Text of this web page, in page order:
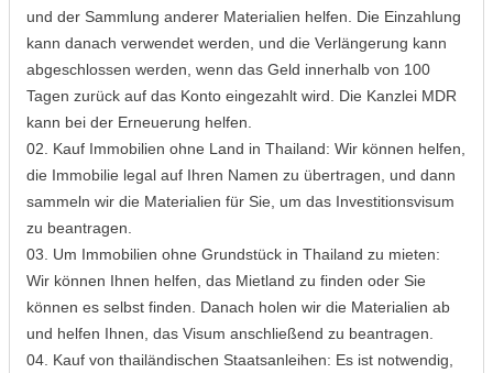
und der Sammlung anderer Materialien helfen. Die Einzahlung
kann danach verwendet werden, und die Verlängerung kann
abgeschlossen werden, wenn das Geld innerhalb von 100
Tagen zurück auf das Konto eingezahlt wird. Die Kanzlei MDR
kann bei der Erneuerung helfen.
02. Kauf Immobilien ohne Land in Thailand: Wir können helfen,
die Immobilie legal auf Ihren Namen zu übertragen, und dann
sammeln wir die Materialien für Sie, um das Investitionsvisum
zu beantragen.
03. Um Immobilien ohne Grundstück in Thailand zu mieten:
Wir können Ihnen helfen, das Mietland zu finden oder Sie
können es selbst finden. Danach holen wir die Materialien ab
und helfen Ihnen, das Visum anschließend zu beantragen.
04. Kauf von thailändischen Staatsanleihen: Es ist notwendig,